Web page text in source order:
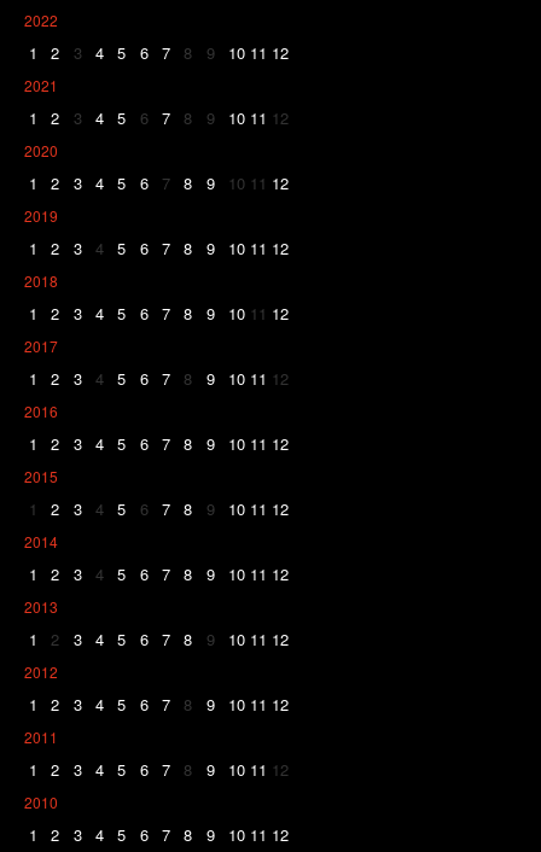
2022
1 2 3 4 5 6 7 8 9 10 11 12
2021
1 2 3 4 5 6 7 8 9 10 11 12
2020
1 2 3 4 5 6 7 8 9 10 11 12
2019
1 2 3 4 5 6 7 8 9 10 11 12
2018
1 2 3 4 5 6 7 8 9 10 11 12
2017
1 2 3 4 5 6 7 8 9 10 11 12
2016
1 2 3 4 5 6 7 8 9 10 11 12
2015
1 2 3 4 5 6 7 8 9 10 11 12
2014
1 2 3 4 5 6 7 8 9 10 11 12
2013
1 2 3 4 5 6 7 8 9 10 11 12
2012
1 2 3 4 5 6 7 8 9 10 11 12
2011
1 2 3 4 5 6 7 8 9 10 11 12
2010
1 2 3 4 5 6 7 8 9 10 11 12